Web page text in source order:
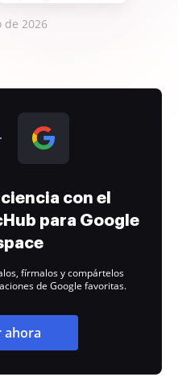
2026
con el
para Google
fírmalos y compártelos
de Google favoritas.
ahora